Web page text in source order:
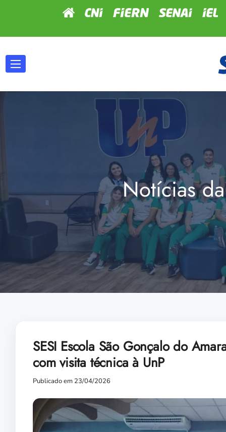
Notícias
SESI Escola São Gonçalo do
com visita técnica à UnP
Publicado em 23/04/2026